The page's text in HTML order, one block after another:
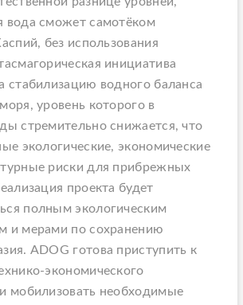
вода сможет самотёком
без использования
инициатива
стабилизацию водного баланса
уровень которого в
стремительно снижается, что
экологические, экономические
риски для прибрежных
проекта будет
полным экологическим
и мерами по сохранению
ADOG готова приступить к
экономического
мобилизовать необходимые